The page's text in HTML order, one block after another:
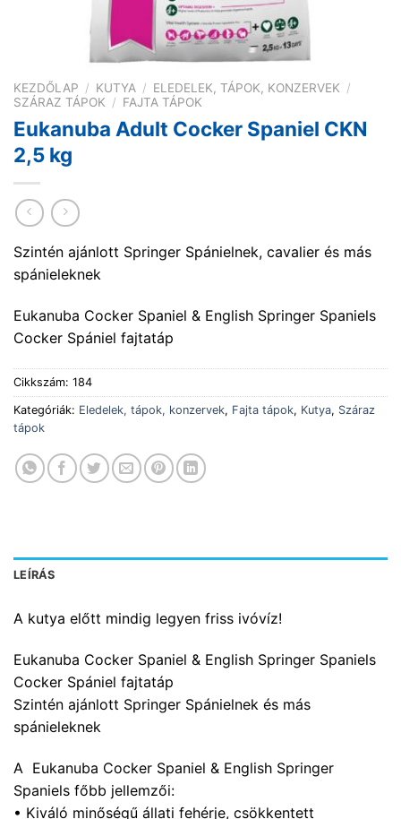
KEZDŐLAP / KUTYA / ELEDELEK, TÁPOK, KONZERVEK /
SZÁRAZ TÁPOK / FAJTA TÁPOK
Eukanuba Adult Cocker Spaniel CKN
2,5 kg
Szintén ajánlott Springer Spánielnek, cavalier és más
spánieleknek
Eukanuba Cocker Spaniel & English Springer Spaniels
Cocker Spániel fajtatáp
Cikkszám: 184
Kategóriák: Eledelek, tápok, konzervek, Fajta tápok, Kutya, Száraz
tápok
LEÍRÁS
A kutya előtt mindig legyen friss ivóvíz!
Eukanuba Cocker Spaniel & English Springer Spaniels
Cocker Spániel fajtatáp
Szintén ajánlott Springer Spánielnek és más
spánieleknek
A Eukanuba Cocker Spaniel & English Springer
Spaniels főbb jellemzői:
• Kiváló minőségű állati fehérje, csökkentett